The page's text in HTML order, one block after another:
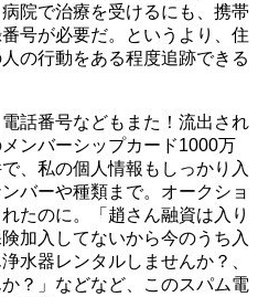
院で治療を受けるにも、携帯
号が必要だ。というより、住
の行動をある程度追跡できる
話番号などもまた！流出され
ンバーシップカード1000万
、私の個人情報もしっかり入
バーや種類まで。オークショ
たのに。「趙さん融資は入り
加入してないから今のうち入
水器レンタルしませんか？、
？」などなど、このスパム電